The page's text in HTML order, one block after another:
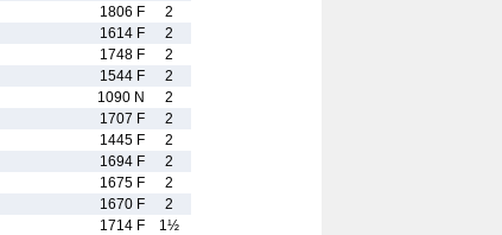
1806 F
2
1614 F
2
1748 F
2
1544 F
2
1090 N
2
1707 F
2
1445 F
2
1694 F
2
1675 F
2
1670 F
2
1714 F
1½